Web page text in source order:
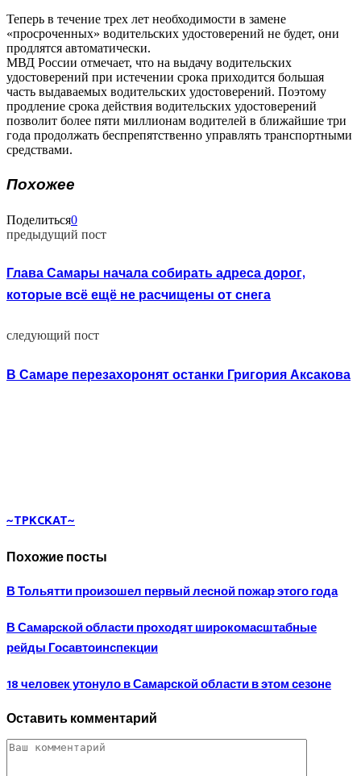
Теперь в течение трех лет необходимости в замене
«просроченных» водительских удостоверений не будет, они
продлятся автоматически.
МВД России отмечает, что на выдачу водительских
удостоверений при истечении срока приходится большая
часть выдаваемых водительских удостоверений. Поэтому
продление срока действия водительских удостоверений
позволит более пяти миллионам водителей в ближайшие три
года продолжать беспрепятственно управлять транспортными
средствами.
Похожее
Поделиться0
предыдущий пост
Глава Самары начала собирать адреса дорог,
которые всё ещё не расчищены от снега
следующий пост
В Самаре перезахоронят останки Григория Аксакова
~TPKCKAT~
Похожие посты
В Тольятти произошел первый лесной пожар этого года
В Самарской области проходят широкомасштабные
рейды Госавтоинспекции
18 человек утонуло в Самарской области в этом сезоне
Оставить комментарий